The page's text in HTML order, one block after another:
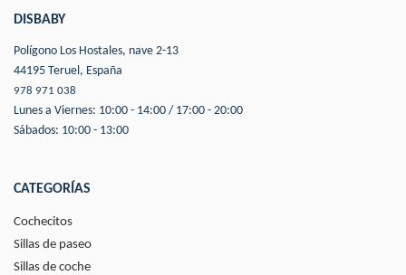
DISBABY
Polígono Los Hostales, nave 2-13
44195 Teruel, España
978 971 038
Lunes a Viernes: 10:00 - 14:00 / 17:00 - 20:00
Sábados: 10:00 - 13:00
CATEGORÍAS
Cochecitos
Sillas de paseo
Sillas de coche